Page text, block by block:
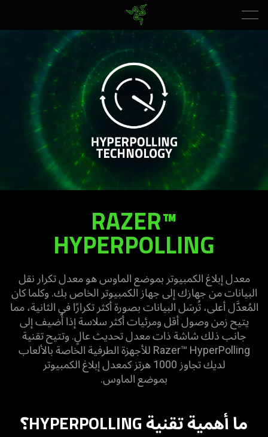
تقنية
الألعاب
Razer
HyperPolling
Wireless
RAZER™
HYPERPOLLING
معدل إبلاغ الكمبيوتر بموضع الماوس هو معدل تكرار نقل
البيانات من جهازك إلى جهاز الكمبيوتر الخاص بك. وكلما كان
المُعدَّل أعلى، تُرسَل البيانات بصورة أكثر تكرارًا في الثانية، مما
يتيح زمن وصول أقل ومرئيات أكثر سلاسة إذا أُضيف إلى
جانب ذلك شاشة ذات معدل تحديث عالٍ. وتتيح تقنية
Razer™ HyperPolling للأجهزة الطرفية الخاصة بالألعاب
لديك تجاوز 1000 هرتز كمعدل إبلاغ الكمبيوتر
بموضع الماوس.
ما أهمية تقنية HYPERPOLLING؟